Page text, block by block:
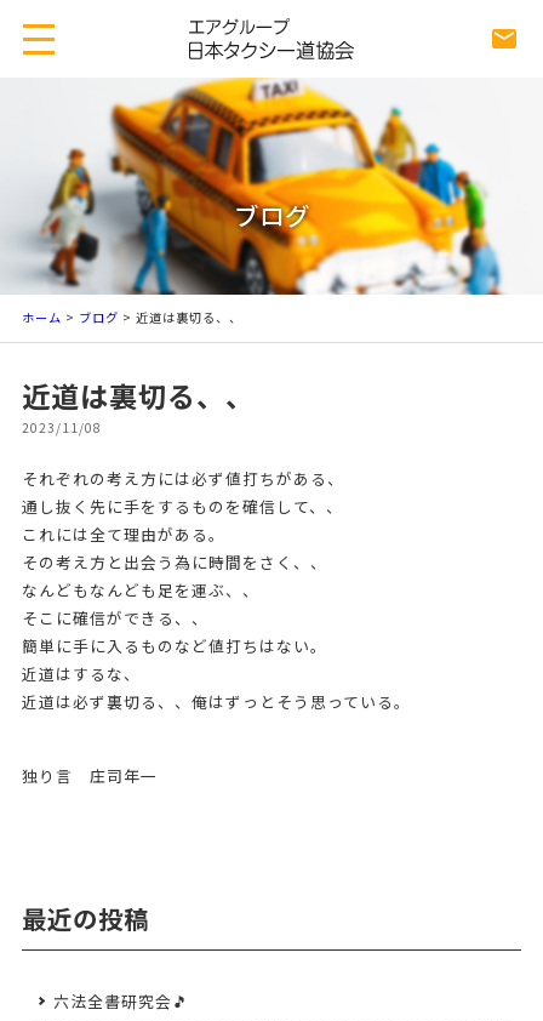
ブログ
ホーム > ブログ > 近道は裏切る、、
近道は裏切る、、
2023/11/08
それぞれの考え方には必ず値打ちがある、
通し抜く先に手をするものを確信して、、
これには全て理由がある。
その考え方と出会う為に時間をさく、、
なんどもなんども足を運ぶ、、
そこに確信ができる、、
簡単に手に入るものなど値打ちはない。
近道はするな、
近道は必ず裏切る、、俺はずっとそう思っている。
独り言 庄司年一
最近の投稿
六法全書研究会🎵